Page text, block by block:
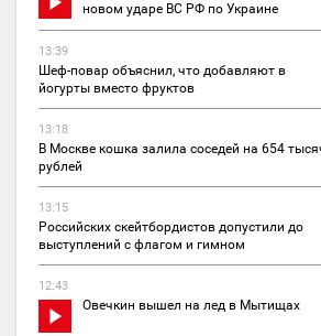
новом ударе ВС РФ по Украине
13:39
Шеф-повар объяснил, что добавляют в
йогурты вместо фруктов
13:18
В Москве кошка залила соседей на 654
рублей
13:15
Российских скейтбордистов допустили до
выступлений с флагом и гимном
12:43
Овечкин вышел на лед в Мытищах